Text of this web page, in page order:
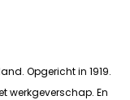
Opgericht in 1919.
werkgeverschap. En